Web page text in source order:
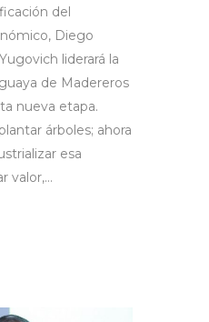
del
Diego
liderará la
de Madereros
nueva etapa.
árboles; ahora
esa
valor,...